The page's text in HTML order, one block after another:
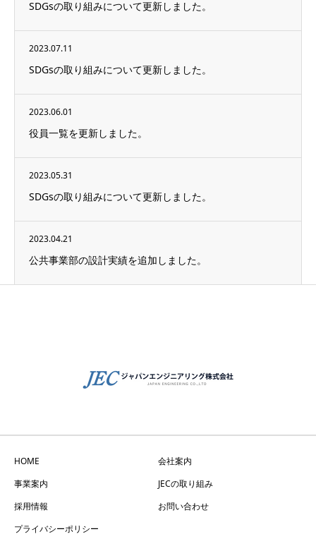
SDGsの取り組みについて更新しました。
2023.07.11
SDGsの取り組みについて更新しました。
2023.06.01
役員一覧を更新しました。
2023.05.31
SDGsの取り組みについて更新しました。
2023.04.21
公共事業部の設計実績を追加しました。
HOME
会社案内
事業案内
JECの取り組み
採用情報
お問い合わせ
プライバシーポリシー